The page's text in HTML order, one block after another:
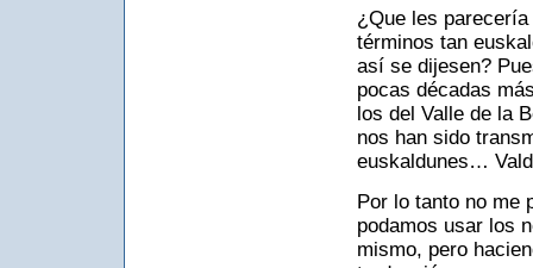
¿Que les
términos tan
así se dijesen?
pocas décadas
los del Valle de la
nos han sido
euskaldunes…
Por lo tanto no me
podamos usar los
mismo, pero